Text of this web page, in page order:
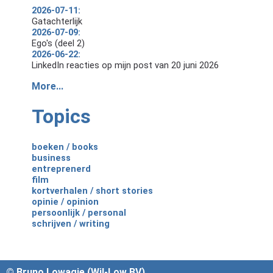
2026-07-11:
Gatachterlijk
2026-07-09:
Ego's (deel 2)
2026-06-22:
LinkedIn reacties op mijn post van 20 juni 2026
More...
Topics
boeken / books
business
entreprenerd
film
kortverhalen / short stories
opinie / opinion
persoonlijk / personal
schrijven / writing